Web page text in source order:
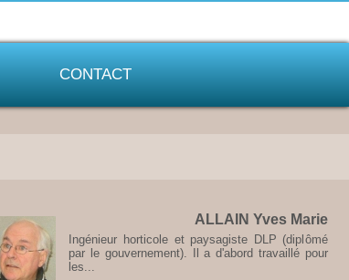
CONTACT
ALLAIN Yves Marie
Ingénieur horticole et paysagiste DLP (diplômé
par le gouvernement). Il a d'abord travaillé pour
les...